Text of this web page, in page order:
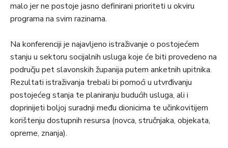
malo jer ne postoje jasno definirani prioriteti u okviru
programa na svim razinama.
Na konferenciji je najavljeno istraživanje o postojećem
stanju u sektoru socijalnih usluga koje će biti provedeno na
području pet slavonskih županija putem anketnih upitnika.
Rezultati istraživanja trebali bi pomoći u utvrđivanju
postojećeg stanja te planiranju budućih usluga, ali i
doprinijeti boljoj suradnji među dionicima te učinkovitijem
korištenju dostupnih resursa (novca, stručnjaka, objekata,
opreme, znanja).